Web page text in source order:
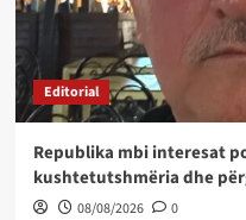
Editorial
Republika mbi interesat
kushtetutshmëria dhe
08/08/2026 0